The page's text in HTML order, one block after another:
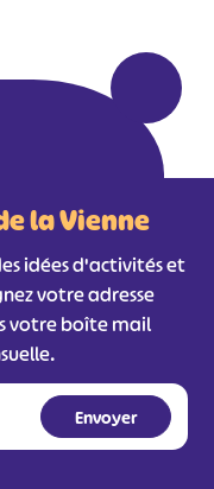
la Vienne
idées d'activités et
votre adresse
votre boîte mail